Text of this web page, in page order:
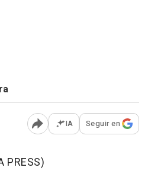
Abrir opciones para
IA Seguir en
PRESS)